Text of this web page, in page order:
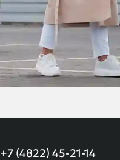
+7 (4822) 45-21-14